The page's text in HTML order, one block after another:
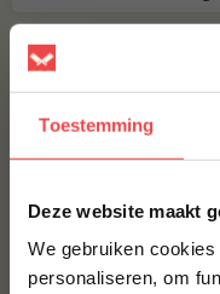
Toestemming
Deze website maakt
We gebruiken
personaliseren, om
TEXAS